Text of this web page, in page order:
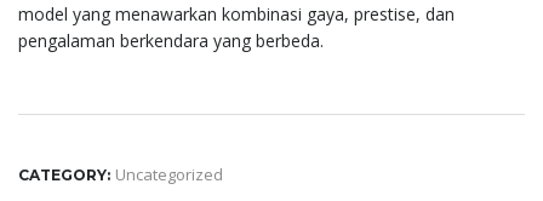
model yang menawarkan kombinasi gaya, prestise, dan
pengalaman berkendara yang berbeda.
CATEGORY: Uncategorized